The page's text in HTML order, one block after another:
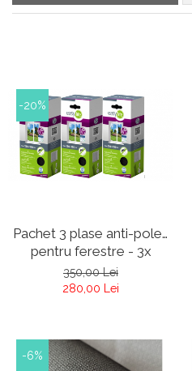
-20%
Pachet 3 plase anti-polen
pentru ferestre - 3x
Premium Allergic Pro -
antracit
350,00 Lei
280,00 Lei
-6%